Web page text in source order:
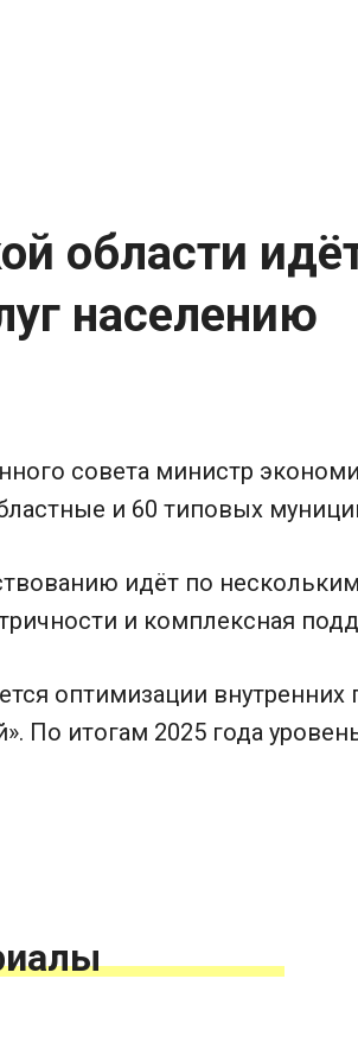
области
населению
совета министр
и 60 типовых
идёт по
и комплексная
оптимизации
По итогам 2025 года